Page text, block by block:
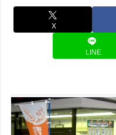
X
LINE